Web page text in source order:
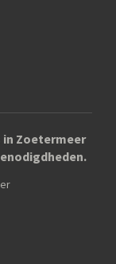
in Zoetermeer